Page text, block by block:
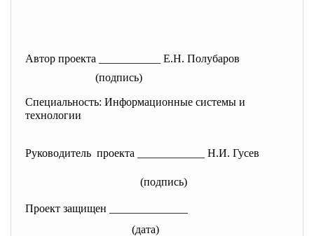
Автор проекта ___________ Е.Н. Полубаров
(подпись)
Специальность: Информационные системы и
технологии
Руководитель проекта ____________ Н.И. Гусев
(подпись)
Проект защищен ______________
(дата)